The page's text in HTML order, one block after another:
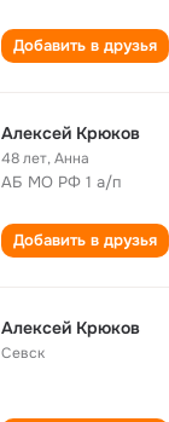
Добавить в друзья
Алексей Крюков
48 лет,Анна
АБ МО РФ 1 а/п
Добавить в друзья
Алексей Крюков
Севск